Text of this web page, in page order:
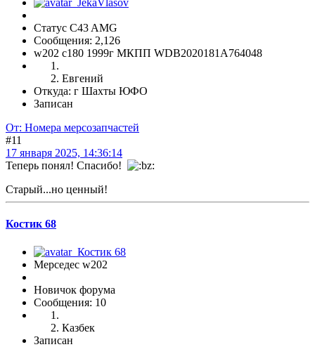
Статус C43 AMG
Сообщения: 2,126
w202 c180 1999г МКПП WDB2020181A764048
Евгений
Откуда: г Шахты ЮФО
Записан
От: Номера мерсозапчастей
#11
17 января 2025, 14:36:14
Теперь понял! Спасибо!
Старый...но ценный!
Костик 68
Мерседес w202
Новичок форума
Сообщения: 10
Казбек
Записан